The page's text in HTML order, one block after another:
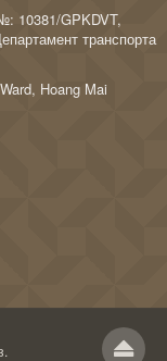
10381/GPKDVT,
транспорта
Hoang Mai
.